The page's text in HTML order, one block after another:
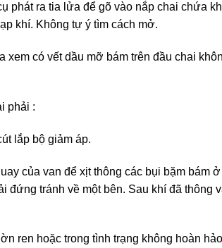
phát ra tia lửa để gõ vào nắp chai chứa
khí. Không tự ý tìm cách mở.
xem có vết dầu mỡ bám trên đầu chai
phải :
lắp bộ giảm áp.
của van để xịt thông các bụi bặm bám
đứng tránh về một bên. Sau khí đã thông
ren hoặc trong tình trạng không hoàn